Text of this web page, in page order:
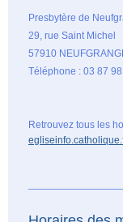
Presbytère de
29, rue Saint Michel
57910
Téléphone : 03 87
Retrouvez tous les